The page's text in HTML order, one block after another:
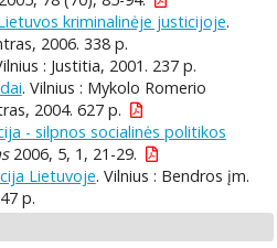
kriminalinėje justicijoje.
2006. 338 p.
: Justitia, 2001. 237 p.
. Vilnius : Mykolo Romerio
2004. 627 p.
- silpnos socialinės politikos
2006, 5, 1, 21-29.
Lietuvoje. Vilnius : Bendros įm.
p.